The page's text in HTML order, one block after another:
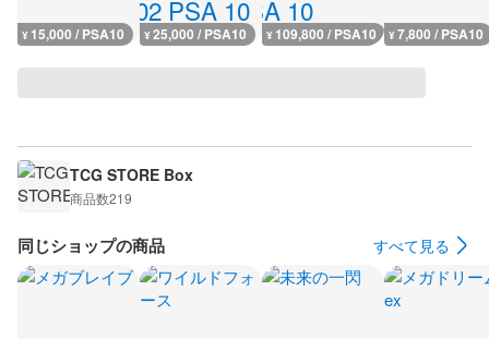
¥ 15,000 / PSA10 ¥25,000 / PSA10 ¥ 109,800 / PSA10 ¥7,800 / PSA10
TCG STORE Box
商品数219
同じショップの商品 すべて見る